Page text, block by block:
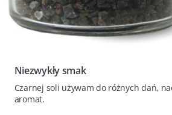
Niezwykły smak
Czarnej soli używam do różnych dań,
aromat.